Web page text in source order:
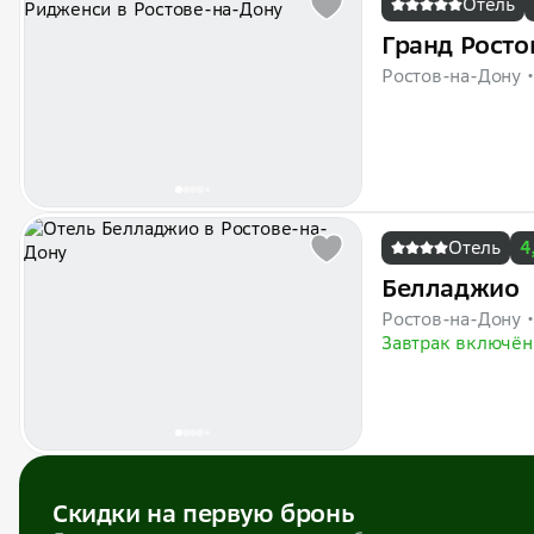
Гранд
Ростов-на-Дону
Отель
Белладжио
Ростов-на-Дону
Завтрак включён
Скидки на первую бронь